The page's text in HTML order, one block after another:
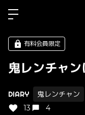
有料会員限定
鬼レンチャ
DIARY
鬼レンチャン
13
4